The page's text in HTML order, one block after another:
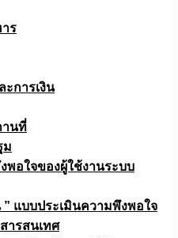
ร
ะการเงิน
านที่
ม
พอใจของผู้ใช้งานระบบ
” แบบประเมินความพึงพอใจ
ารสนเทศ